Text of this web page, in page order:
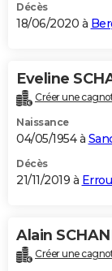
Décès
18/06/2020 à
Eveline
Créer une
Naissance
04/05/1954 à
Décès
21/11/2019 à
Alain
Créer une